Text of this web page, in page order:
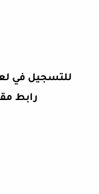
للتسجيل في
رابط